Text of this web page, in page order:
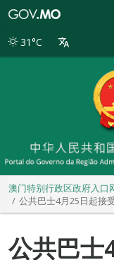
别
31°C
澳门特别行政区政府入口
公共巴士4月25日起接
公共巴士